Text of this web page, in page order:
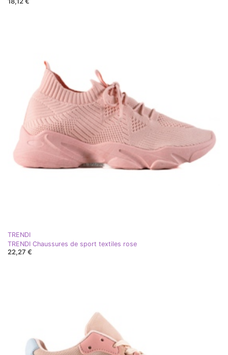
TRENDI
TRENDI Chaussures de sport textiles rose
22,27 €